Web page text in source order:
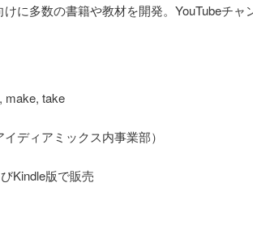
に多数の書籍や教材を開発。YouTubeチ
make, take
ディアミックス内事業部）
Kindle版で販売